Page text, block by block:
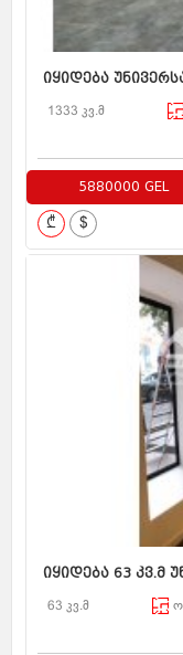
იყიდება
1333 კვ.მ
5880000 GEL
₾ $
იყიდება 63 კვ.მ
63 კვ.მ